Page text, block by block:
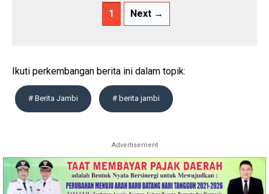
1 Next →
Ikuti perkembangan berita ini dalam topik:
# Berita Jambi # berita jambi
Advertisement